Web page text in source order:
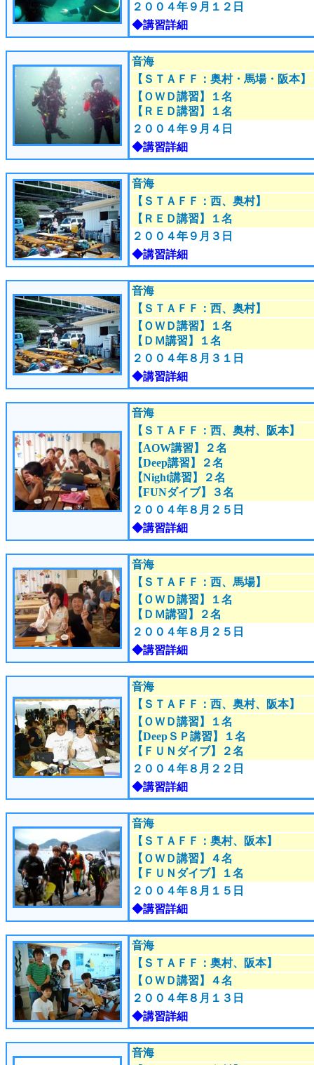
２００４年９月１２日
◆講習詳細
音海
【ＳＴＡＦＦ：奥村・馬場・阪本】
【ＯＷＤ講習】１名
【ＲＥＤ講習】１名
２００４年９月４日
◆講習詳細
音海
【ＳＴＡＦＦ：西、奥村】
【ＲＥＤ講習】１名
２００４年９月３日
◆講習詳細
音海
【ＳＴＡＦＦ：西、奥村】
【ＯＷＤ講習】１名
【ＤＭ講習】１名
２００４年８月３１日
◆講習詳細
音海
【ＳＴＡＦＦ：西、奥村、阪本】
【AOW講習】２名
【Deep講習】２名
【Night講習】２名
【FUNダイブ】３名
２００４年８月２５日
◆講習詳細
音海
【ＳＴＡＦＦ：西、馬場】
【ＯＷＤ講習】１名
【ＤＭ講習】２名
２００４年８月２５日
◆講習詳細
音海
【ＳＴＡＦＦ：西、奥村、阪本】
【ＯＷＤ講習】１名
【DeepＳＰ講習】１名
【ＦＵＮダイブ】２名
２００４年８月２２日
◆講習詳細
音海
【ＳＴＡＦＦ：奥村、阪本】
【ＯＷＤ講習】４名
【ＦＵＮダイブ】１名
２００４年８月１５日
◆講習詳細
音海
【ＳＴＡＦＦ：奥村、阪本】
【ＯＷＤ講習】４名
２００４年８月１３日
◆講習詳細
音海